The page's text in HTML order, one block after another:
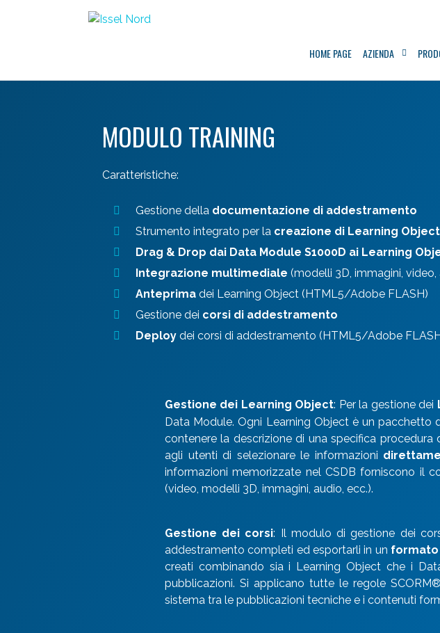
HOME PAGE AZIENDA
MODULO TRAINING
Caratteristiche:
Gestione della documentazione di addestramento
Strumento integrato per la creazione di Learning Object
Drag & Drop dai Data Module S1000D ai Learning
Integrazione multimediale (modelli 3D, immagini, video,
Anteprima dei Learning Object (HTML5/Adobe FLASH)
Gestione dei corsi di addestramento
Deploy dei corsi di addestramento (HTML5/Adobe
Gestione dei Learning Object: Per la gestione dei
Data Module. Ogni Learning Object è un
contenere la descrizione di una specifica
agli utenti di selezionare le informazioni
informazioni memorizzate nel CSDB forniscono il
(video, modelli 3D, immagini, audio, ecc.).
Gestione dei corsi: Il modulo di gestione dei
addestramento completi ed esportarli in un formato
creati combinando sia i Learning Object che i
pubblicazioni. Si applicano tutte le regole
sistema tra le pubblicazioni tecniche e i contenuti